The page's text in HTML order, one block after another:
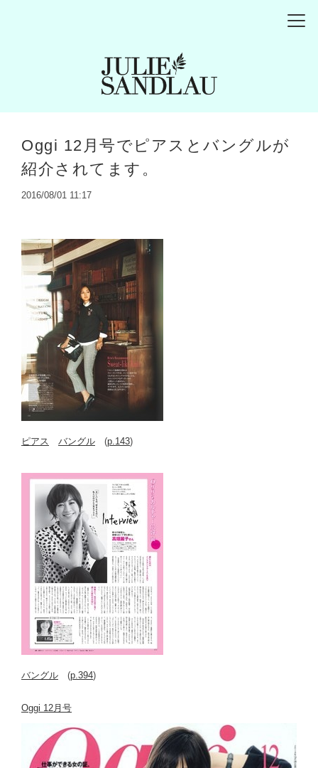
Oggi 12月号でピアスとバングルが
紹介されてます。
2016/08/01 11:17
ピアス バングル (p.143)
バングル (p.394)
Oggi 12月号